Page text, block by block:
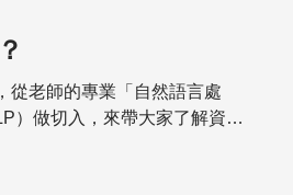
從老師的專業「自然語言處
）做切入，來帶大家了解資工